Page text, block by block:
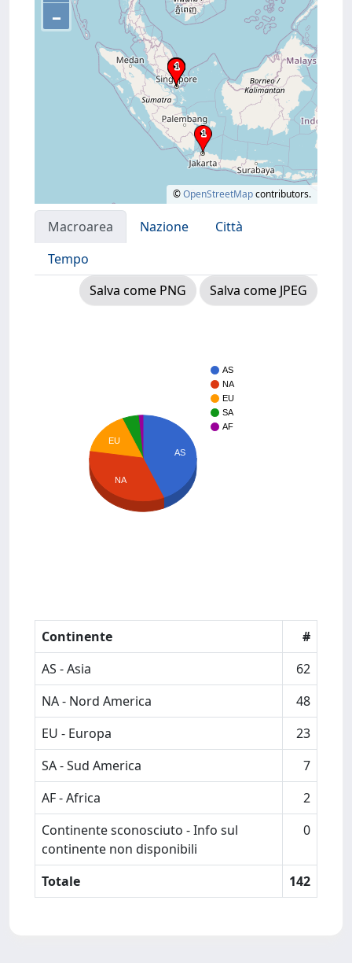
–
©OpenStreetMapcontributors.
Macroarea Nazione
Città
Tempo
Salva come PNG
Salva come JPEG
AS
NA
EU
SA
AF
AS
EU
NA
Continente
#
AS - Asia
62
NA - Nord America
48
EU - Europa
23
SA - Sud America
7
AF - Africa
2
Continente sconosciuto - Info sul
continente non disponibili
0
Totale 142